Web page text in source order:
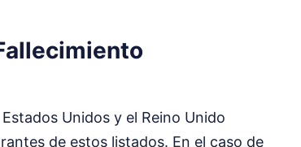
Unidos y el Reino Unido
de estos listados. En el caso de